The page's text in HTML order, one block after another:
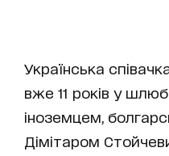
Українська
вже 11 років у
іноземцем,
Дімітаром